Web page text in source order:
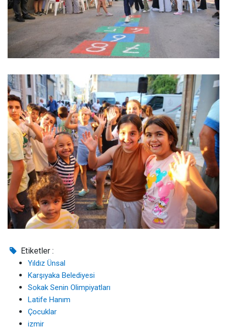
Etiketler :
Yıldız Ünsal
Karşıyaka Belediyesi
Sokak Senin Olimpiyatları
Latife Hanım
Çocuklar
izmir